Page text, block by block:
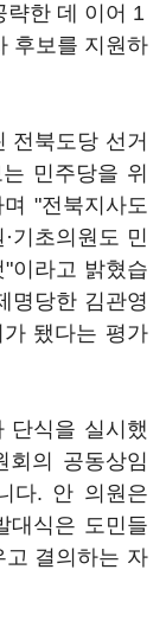
략한 데 이어 1
후보를 지원하
전북도당 선거
민주당을 위
"전북지사도
기초의원도 민
이라고 밝혔습
명당한 김관영
됐다는 평가
단식을 실시했
회의 공동상임
다. 안 의원은
대식은 도민들
결의하는 자